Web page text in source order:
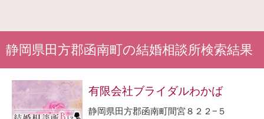
静岡県田方郡函南町の結婚相談所検索結果
有限会社ブライダルわかば
静岡県田方郡函南町間宮８２２−５